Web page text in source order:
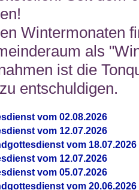
Wintermonaten
als
ist die
entschuldigen.
vom 02.08.2026
vom 12.07.2026
vom 18.07.2026
vom 12.07.2026
vom 05.07.2026
vom 20.06.2026